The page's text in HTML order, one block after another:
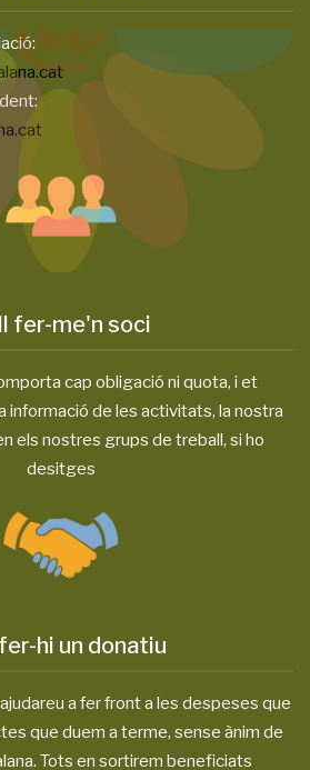
fer-me'n soci
cap obligació ni quota, i et
informació de les activitats, la nostra
els nostres grups de treball, si ho
desitges
hi un donatiu
a fer front a les despeses que
que duem a terme, sense ànim de
Tots en sortirem beneficiats